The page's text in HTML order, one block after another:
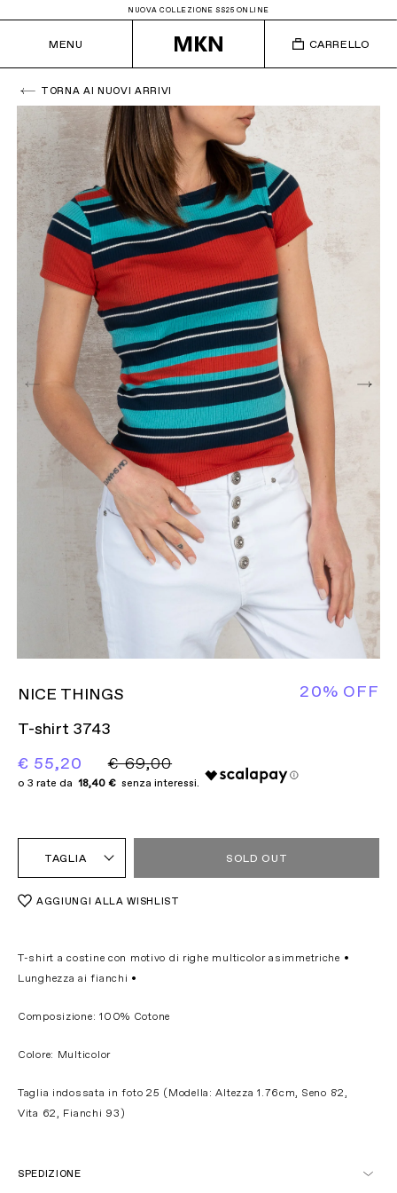
NUOVA COLLEZIONE SS25 ONLINE
MENU CARRELLO
TORNA AI NUOVI ARRIVI
NICE THINGS
T-shirt 3743
€ 55,20
€ 69,00
20% OFF
18,40 €
TAGLIA SOLD OUT
AGGIUNGI ALLA WISHLIST
T-shirt a costine con motivo di righe multicolor asimmetriche •
Lunghezza ai fianchi •
Composizione: 100% Cotone
Colore: Multicolor
Taglia indossata in foto 25 (Modella: Altezza 1.76cm, Seno 82,
Vita 62, Fianchi 93)
SPEDIZIONE